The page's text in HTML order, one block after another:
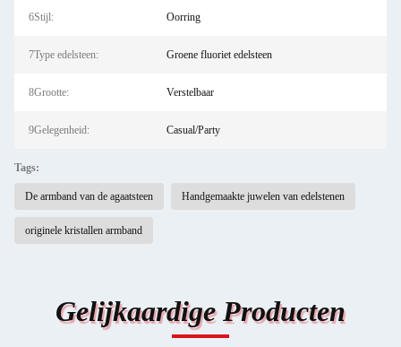
6Stijl: Oorring
7Type edelsteen: Groene fluoriet edelsteen
8Grootte: Verstelbaar
9Gelegenheid: Casual/Party
Tags:
De armband van de agaatsteen Handgemaakte juwelen van edelstenen
originele kristallen armband
Gelijkaardige Producten